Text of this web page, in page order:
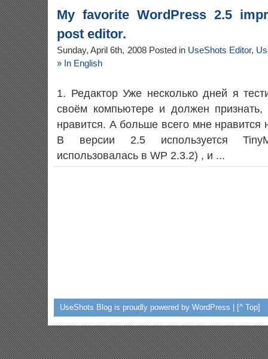
My favorite WordPress 2.5
post editor.
Sunday, April 6th, 2008 Posted in UseShots Editor,
» In English
1. Редактор Уже несколько дней я
своём компьютере и должен
нравится. А больше всего мне нравится
В версии 2.5 используется
использовалась в WP 2.3.2) , и ...
UseShots Blog is proudly powered by WordPress | [^ Top]